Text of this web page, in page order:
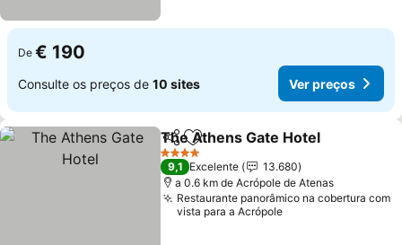
De € 190
Consulte os preços de 10 sites Ver preços
PartilharAdicionar aos favoritos
The Athens Gate Hotel
4 Estrelas
9,1 Excelente
13.680
a 0.6 km de Acrópole de Atenas
Restaurante panorâmico na cobertura com
vista para a Acrópole